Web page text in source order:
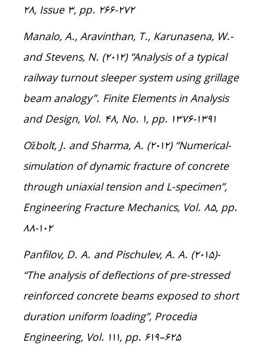
28, Issue 3, pp. 266-272
-Manalo, A., Aravinthan, T., Karunasena, W.
and Stevens, N. (2012) “Analysis of a typical
railway turnout sleeper system using grillage
beam analogy”. Finite Elements in Analysis
and Design, Vol. 48, No. 1, pp. 1376-1391
-Ožbolt, J. and Sharma, A. (2012) “Numerical
simulation of dynamic fracture of concrete
through uniaxial tension and L-specimen”,
Engineering Fracture Mechanics, Vol. 85, pp.
88-102
-Panfilov, D. A. and Pischulev, A. A. (2015)
“The analysis of deflections of pre-stressed
reinforced concrete beams exposed to short
duration uniform loading”, Procedia
Engineering, Vol. 111, pp. 619–۶۲۵